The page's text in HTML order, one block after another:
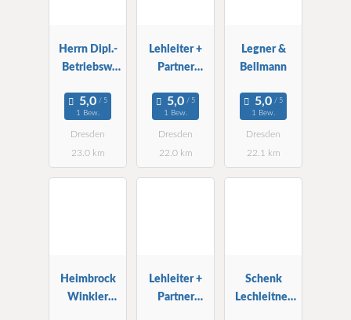
Herrn Dipl.-
Betriebsw.
Schmeinck
Steuerberater
1 Bew.
Dresden
23.0 km
Lehleiter +
Partner
Dresden
1 Bew.
Dresden
22.0 km
Legner &
Bellmann
1 Bew.
Dresden
22.1 km
Heimbrock
Winkler
Lehleiter +
Partner
Schenk
Lechleitner